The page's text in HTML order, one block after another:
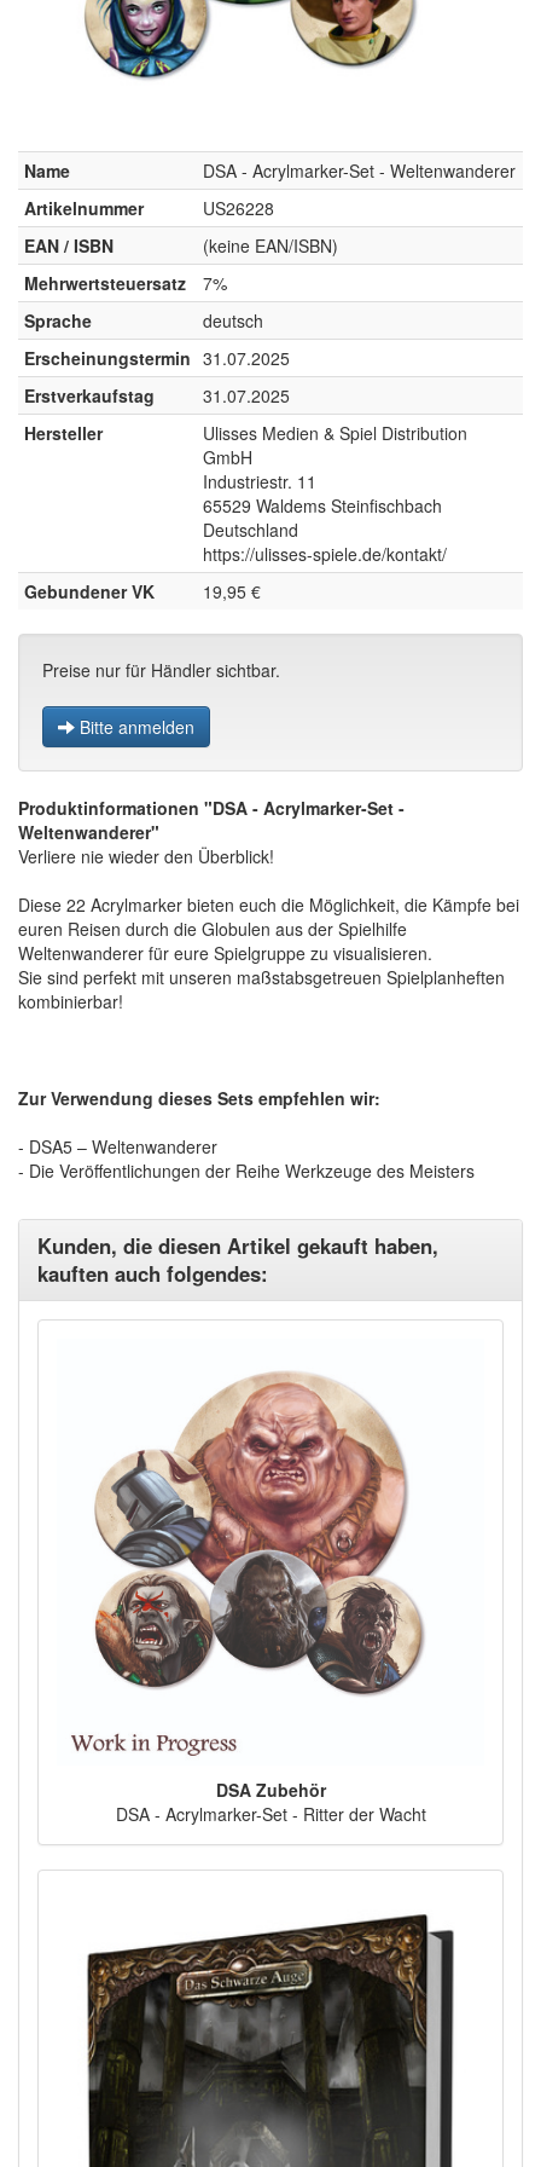
Name
DSA - Acrylmarker-Set - Weltenwanderer
Artikelnummer
US26228
EAN / ISBN
(keine EAN/ISBN)
Mehrwertsteuersatz
7%
Sprache
deutsch
Erscheinungstermin 31.07.2025
Erstverkaufstag
31.07.2025
Hersteller
Ulisses Medien & Spiel Distribution
GmbH
Industriestr. 11
65529 Waldems Steinfischbach
Deutschland
https://ulisses-spiele.de/kontakt/
Gebundener VK
19,95 €
Preise nur für Händler sichtbar.
Bitte anmelden
Produktinformationen "DSA - Acrylmarker-Set -
Weltenwanderer"
Verliere nie wieder den Überblick!
Diese 22 Acrylmarker bieten euch die Möglichkeit, die Kämpfe bei
euren Reisen durch die Globulen aus der Spielhilfe
Weltenwanderer für eure Spielgruppe zu visualisieren.
Sie sind perfekt mit unseren maßstabsgetreuen Spielplanheften
kombinierbar!
Zur Verwendung dieses Sets empfehlen wir:
- DSA5 – Weltenwanderer
- Die Veröffentlichungen der Reihe Werkzeuge des Meisters
Kunden, die diesen Artikel gekauft haben,
kauften auch folgendes:
DSA Zubehör
DSA - Acrylmarker-Set - Ritter der Wacht